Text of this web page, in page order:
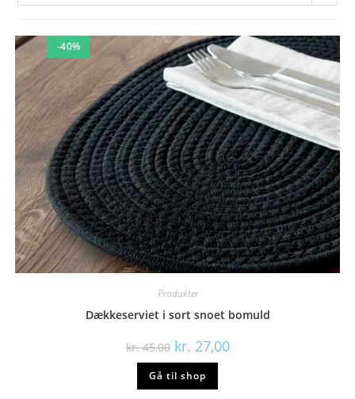
-40%
Produkter
Dækkeserviet i sort snoet bomuld
kr.45,00 Den
oprindelige
pris
var:
kr. 45,00.
kr. 27,00Den
aktuelle
Gå til shop